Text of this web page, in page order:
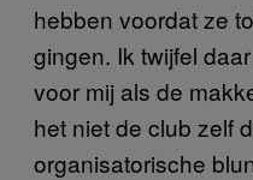
hebben voordat ze
gingen. Ik twijfel
voor mij als de
het niet de club zelf
organisatorische